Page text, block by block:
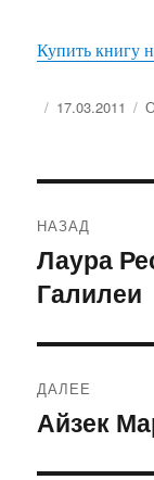
Купить книгу
Опубликовано
17.03.2011
по
записям
НАЗАД
Предыдущая
запись:
Лаура
Галилеи
ДАЛЕЕ
Следующая
Айзек